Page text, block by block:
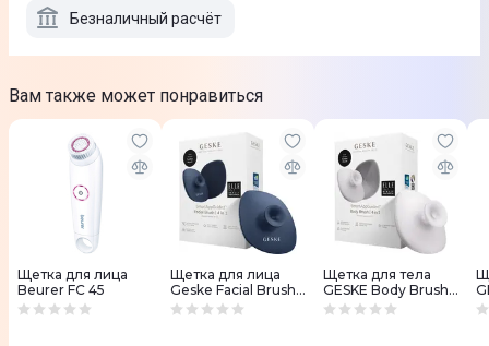
Безналичный расчёт
Вам также может понравиться
Щетка для лица
Beurer FC 45
Щетка для лица
Geske Facial Brush
4 в 1 темно-синий с
Щетка для тела
GESKE Body Brush
4 в 1 пудровый
3